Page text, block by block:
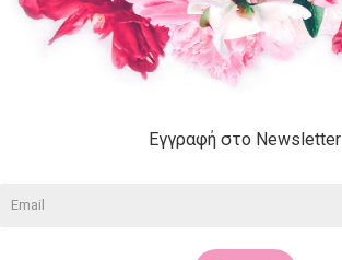
Εγγραφή στο Newsletter